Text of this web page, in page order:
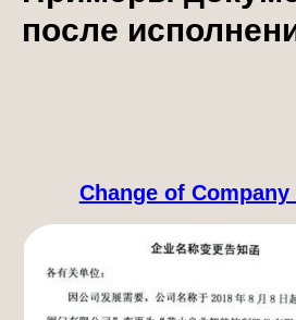
после
Change of Company